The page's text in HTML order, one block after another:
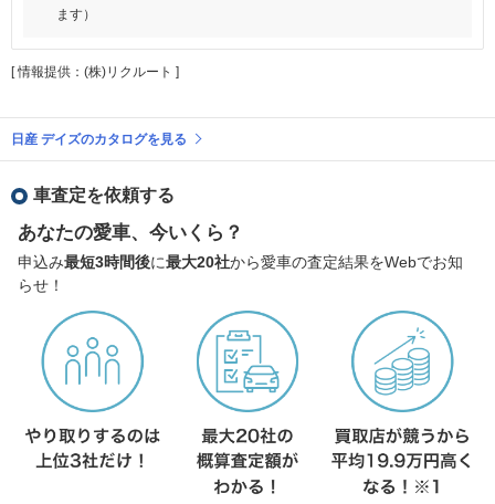
ます）
[ 情報提供：(株)リクルート ]
日産 デイズのカタログを見る
車査定を依頼する
あなたの愛車、今いくら？
申込み最短3時間後に最大20社から愛車の査定結果をWebでお知
らせ！